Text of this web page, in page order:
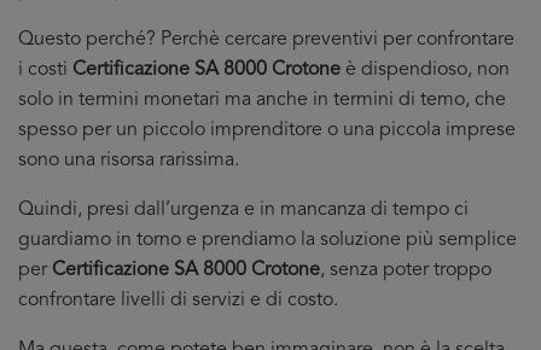
Questo perché? Perchè cercare preventivi per confrontare
i costi Certificazione SA 8000 Crotone è dispendioso, non
solo in termini monetari ma anche in termini di temo, che
spesso per un piccolo imprenditore o una piccola imprese
sono una risorsa rarissima.
Quindi, presi dall’urgenza e in mancanza di tempo ci
guardiamo in torno e prendiamo la soluzione più semplice
per Certificazione SA 8000 Crotone, senza poter troppo
confrontare livelli di servizi e di costo.